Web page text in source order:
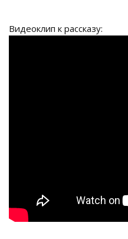
Видеоклип к рассказу: